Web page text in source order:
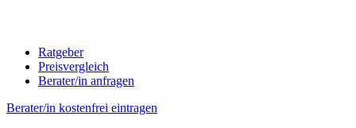
Ratgeber
Preisvergleich
Berater/in anfragen
Berater/in kostenfrei eintragen